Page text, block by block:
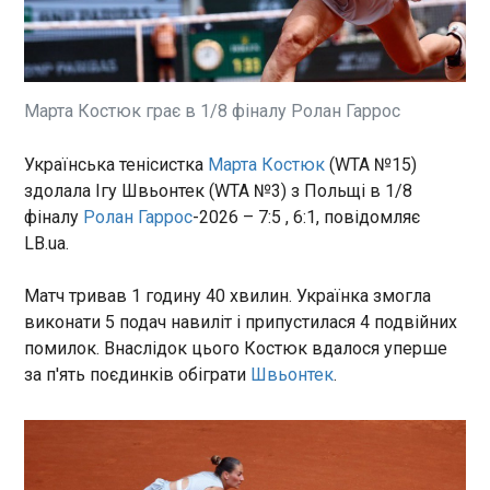
Угорщина та Україна дійшли
згоди щодо розширення
мовних, освітніх, культурних
тисячної угорської меншини.
міністр Угорщини Петер
Мадяр . За його словами,
домовленість стала
брали участь політичні
організації закарпатських
угорців та церкви.
ЧИТАТЬ
Чому британці незадоволені мігрантами?
22:51:00
участь понад 60 тисяч осіб,
свідчить, що проблема
міграції дійсно актуальна. У
сучасній Європі небагато
подій і питань здатні масово
Учасники маршу від
Холборна до Парламентської
площі обурювалися
Британія викликала посла РФ через
інцидент із дроном у Румунії
Марта Костюк грає в 1/8 фіналу Ролан Гаррос
Українська тенісистка Марта Костюк (WTA №15)
здолала Ігу Швьонтек (WTA №3) з Польщі в 1/8
фіналу Ролан Гаррос-2026 – 7:5 , 6:1, повідомляє
LB.ua.
Матч тривав 1 годину 40 хвилин. Українка змогла
виконати 5 подач навиліт і припустилася 4 подвійних
помилок. Внаслідок цього Костюк вдалося уперше
за п'ять поєдинків обіграти Швьонтек.